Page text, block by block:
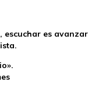
escuchar es avanzar